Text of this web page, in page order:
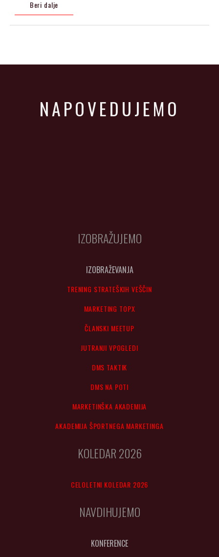
Beri dalje
NAPOVEDUJEMO
IZOBRAŽUJEMO
IZOBRAŽEVANJA
TRENING STRATEŠKIH VEŠČIN
MARKETING TOPX
ČLANSKI MEETUP
JUTRANJI VPOGLEDI
DMS TAKTIK
DMS NA POTI
MARKETINŠKA AKADEMIJA
AKADEMIJA ŠPORTNEGA MARKETINGA
KOLEDAR 2026
CELOLETNI KOLEDAR 2026
NAVDIHUJEMO
KONFERENCE